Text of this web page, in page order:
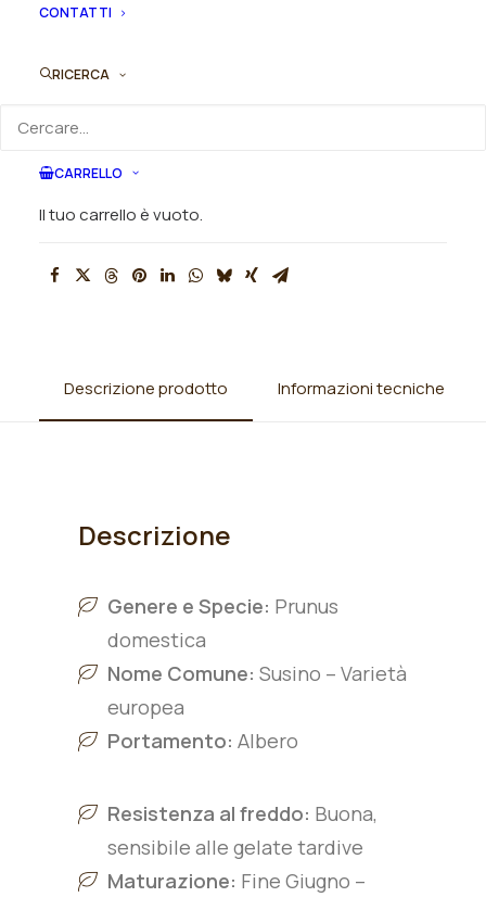
CONTATTI
RICERCA
CARRELLO
Il tuo carrello è vuoto.
SKU
Categorie
Alberi
Descrizione prodotto Informazioni tecniche
Descrizione
Genere e Specie: Prunus
domestica
Nome Comune: Susino – Varietà
europea
Portamento: Albero
Resistenza al freddo: Buona,
sensibile alle gelate tardive
Maturazione: Fine Giugno –